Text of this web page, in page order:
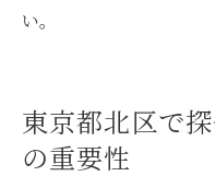
い。
東京都北区で
の重要性